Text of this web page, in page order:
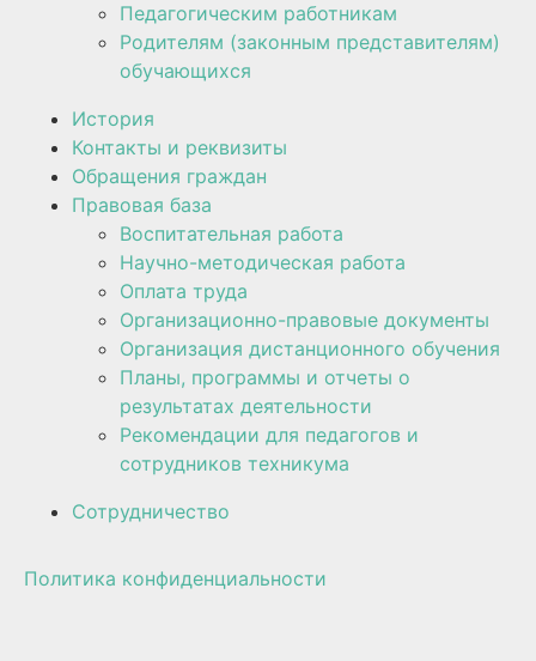
Педагогическим работникам
Родителям (законным представителям)
обучающихся
История
Контакты и реквизиты
Обращения граждан
Правовая база
Воспитательная работа
Научно-методическая работа​​
Оплата труда
Организационно-правовые документы
Организация дистанционного обучения
Планы, программы и отчеты о
результатах деятельности
Рекомендации для педагогов и
сотрудников техникума
Сотрудничество
Политика конфиденциальности